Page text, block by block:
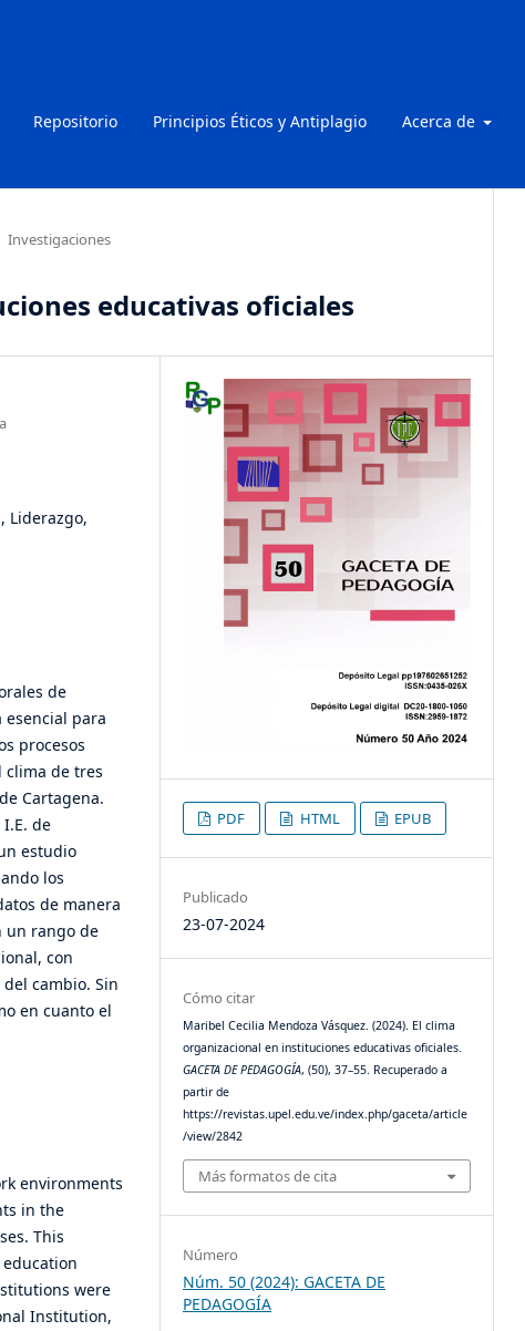
Repositorio Principios Éticos y Antiplagio Acerca de
Investigaciones
educativas oficiales
Liderazgo,
de
esencial para
procesos
clima de tres
Cartagena.
de
estudio
los
de manera
un rango de
con
cambio. Sin
en cuanto el
environments
in the
This
were
Institution,
PDF HTML EPUB
Publicado
23-07-2024
Cómo citar
Maribel Cecilia Mendoza Vásquez. (2024). El clima
organizacional en instituciones educativas oficiales.
GACETA DE PEDAGOGÍA, (50), 37–55. Recuperado a
partir de
https://revistas.upel.edu.ve/index.php/gaceta/article
/view/2842
Más formatos de cita
Número
Núm. 50 (2024): GACETA DE
PEDAGOGÍA